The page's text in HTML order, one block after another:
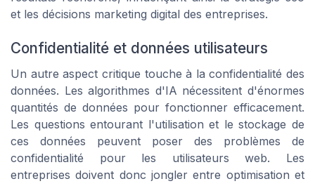
et les décisions marketing digital des entreprises.
Confidentialité et données utilisateurs
Un autre aspect critique touche à la confidentialité des
données. Les algorithmes d'IA nécessitent d'énormes
quantités de données pour fonctionner efficacement.
Les questions entourant l'utilisation et le stockage de
ces données peuvent poser des problèmes de
confidentialité pour les utilisateurs web. Les
entreprises doivent donc jongler entre optimisation et